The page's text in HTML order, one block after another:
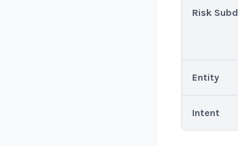
Risk
Entity
Intent